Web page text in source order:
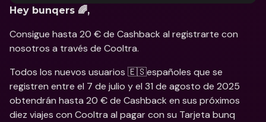
Hey bunqers 🌈,
Consigue hasta 20 € de Cashback al registrarte con
nosotros a través de Cooltra.
Todos los nuevos usuarios 🇪🇸españoles que se
registren entre el 7 de julio y el 31 de agosto de 2025
obtendrán hasta 20 € de Cashback en sus próximos
diez viajes con Cooltra al pagar con su Tarjeta bunq